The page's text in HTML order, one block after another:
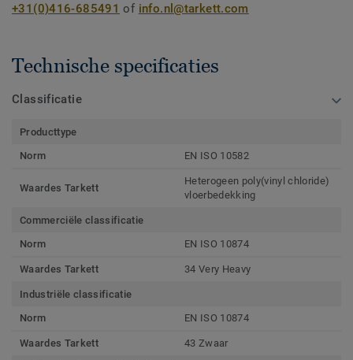
+31(0)416-685491 of info.nl@tarkett.com
Technische specificaties
Classificatie
Producttype
Norm
EN ISO 10582
Waardes Tarkett
Heterogeen poly(vinyl chloride)
vloerbedekking
Commerciële classificatie
Norm
EN ISO 10874
Waardes Tarkett 34 Very Heavy
Industriële classificatie
Norm
EN ISO 10874
Waardes Tarkett 43 Zwaar